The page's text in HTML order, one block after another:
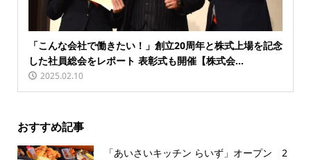
「こんな会社で働きたい！」創立20周年と株式上場を記念
した社員総会をレポート 表彰式も開催【株式会...
2025.02.10
おすすめ記事
「あいさいキッチン らいず」オープン 2